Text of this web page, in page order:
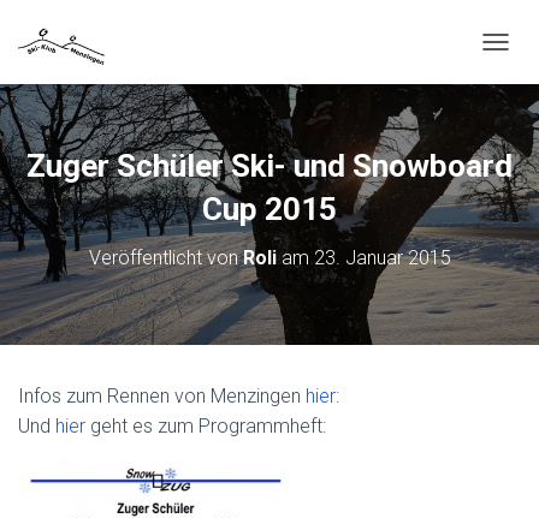
A
G
A
T
I
O
N
U
M
S
Zuger Schüler Ski- und Snowboard
Cup 2015
Veröffentlicht vonRoliam23. Januar 2015
Infos zum Rennen von Menzingen hier:
Und hier geht es zum Programmheft: